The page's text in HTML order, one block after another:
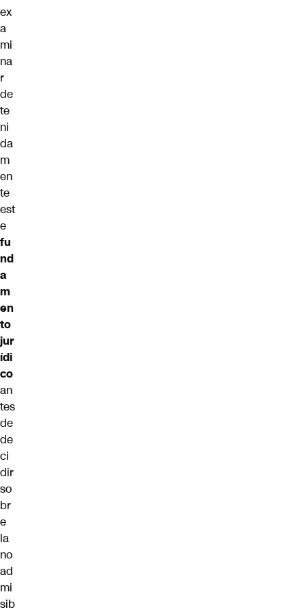
ex
a
mi
na
r
de
te
ni
da
m
en
te
est
e
fu
nd
a
m
en
to
jur
ídi
co
an
tes
de
de
ci
dir
so
br
e
la
no
ad
mi
sib